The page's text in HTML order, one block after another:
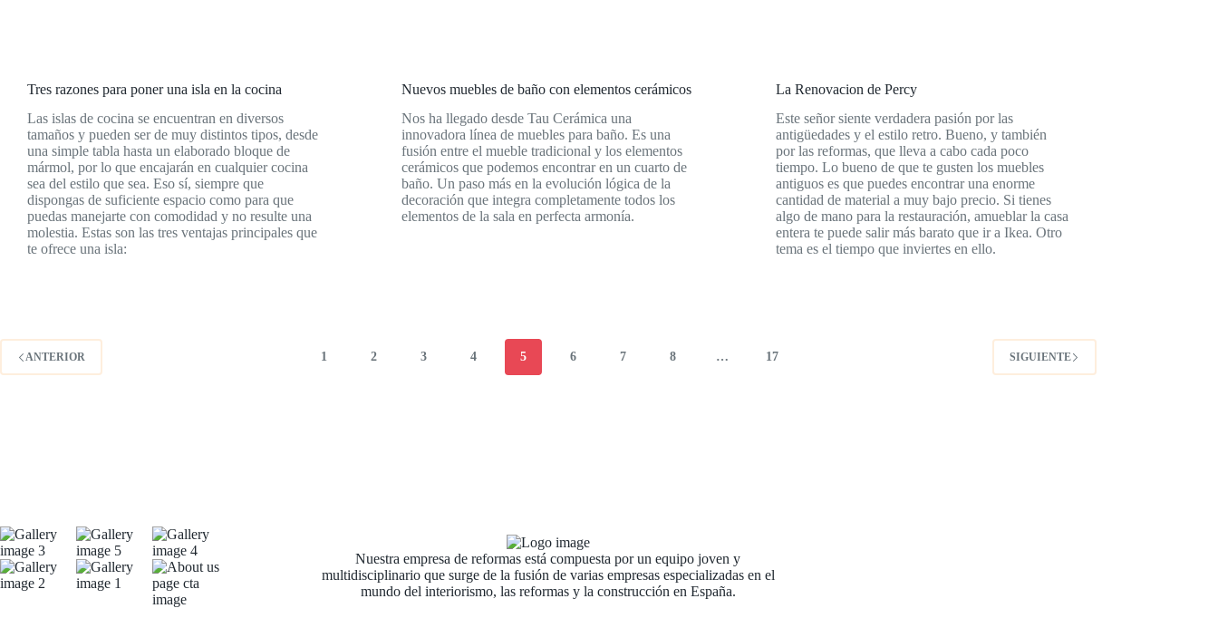
Tres razones para poner una isla en la cocina
Las islas de cocina se encuentran en diversos
tamaños y pueden ser de muy distintos tipos, desde
una simple tabla hasta un elaborado bloque de
mármol, por lo que encajarán en cualquier cocina
sea del estilo que sea. Eso sí, siempre que
dispongas de suficiente espacio como para que
puedas manejarte con comodidad y no resulte una
molestia. Estas son las tres ventajas principales que
te ofrece una isla:
Nuevos muebles de baño con elementos cerámicos
Nos ha llegado desde Tau Cerámica una
innovadora línea de muebles para baño. Es una
fusión entre el mueble tradicional y los elementos
cerámicos que podemos encontrar en un cuarto de
baño. Un paso más en la evolución lógica de la
decoración que integra completamente todos los
elementos de la sala en perfecta armonía.
La Renovacion de Percy
Este señor siente verdadera pasión por las
antigüedades y el estilo retro. Bueno, y también
por las reformas, que lleva a cabo cada poco
tiempo. Lo bueno de que te gusten los muebles
antiguos es que puedes encontrar una enorme
cantidad de material a muy bajo precio. Si tienes
algo de mano para la restauración, amueblar la casa
entera te puede salir más barato que ir a Ikea. Otro
tema es el tiempo que inviertes en ello.
ANTERIOR 1 2 3 4 5 6 7 8 … 17 SIGUIENTE
Nuestra empresa de reformas está compuesta por un equipo joven y
multidisciplinario que surge de la fusión de varias empresas especializadas en el
mundo del interiorismo, las reformas y la construcción en España.